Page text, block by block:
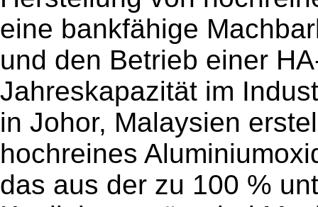
eine bankfähige
und den Betrieb einer
Jahreskapazität im
in Johor, Malaysien
hochreines
das aus der zu 100 %